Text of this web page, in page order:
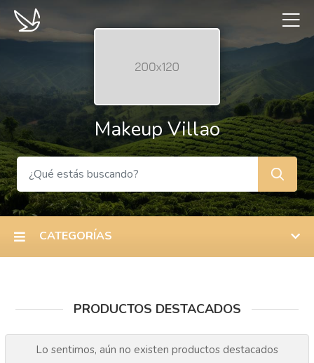
Makeup Villao
CATEGORÍAS
PRODUCTOS DESTACADOS
Lo sentimos, aún no existen productos destacados